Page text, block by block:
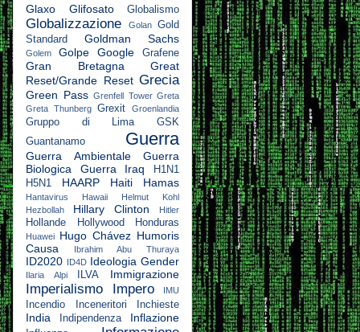
Glaxo Glifosato Globalismo
Globalizzazione Golan Gold
Standard
Goldman Sachs
Golem Golpe Google Grafene
Gran Bretagna
Great
Reset/Grande Reset Grecia
Green Pass Grenfell Tower Greta
Greta Thunberg Grexit Groenlandia
Gruppo di Lima
GSK
Guantanamo
Guerra
Guerra Ambientale
Guerra
Biologica
Guerra Iraq
H1N1
H5N1
HAARP Haiti Hamas
Hantavirus Hawaii
Helmut Kohl
Hezbollah
Hillary Clinton Hitler
Hollande Hollywood Honduras
Huawei Hugo Chávez Humoris
Causa
Ibrahim Abu Thuraya
ID2020 ID4D Ideologia Gender
Ilaria Alpi ILVA Immigrazione
Imperialismo Impero IMU
Incendio Inceneritori Inchieste
India Indipendenza Inflazione